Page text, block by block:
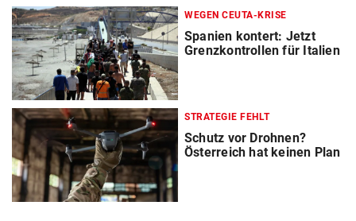
WEGEN CEUTA-KRISE
Spanien kontert: Jetzt
Grenzkontrollen für Italien
STRATEGIE FEHLT
Schutz vor Drohnen?
Österreich hat keinen Plan